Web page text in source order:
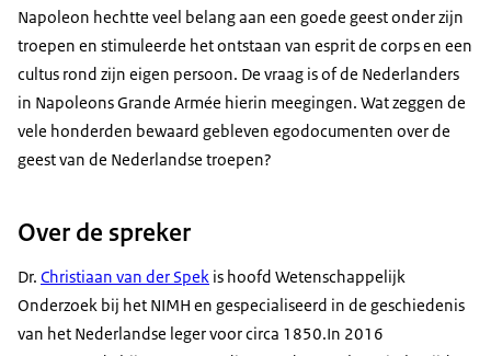
Napoleon hechtte veel belang aan een goede geest onder zijn
troepen en stimuleerde het ontstaan van esprit de corps en een
cultus rond zijn eigen persoon. De vraag is of de Nederlanders
in Napoleons Grande Armée hierin meegingen. Wat zeggen de
vele honderden bewaard gebleven egodocumenten over de
geest van de Nederlandse troepen?
Over de spreker
Dr. Christiaan van der Spek is hoofd Wetenschappelijk
Onderzoek bij het NIMH en gespecialiseerd in de geschiedenis
van het Nederlandse leger voor circa 1850.In 2016